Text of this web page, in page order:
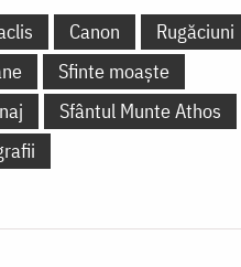
Canon Rugăciuni
Sfinte moaște
Sfântul Munte Athos